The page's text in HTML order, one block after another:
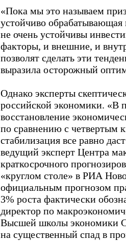
«Пока мы это называем
устойчиво
не очень устойчивы
факторы, и внешние, и
позволят сделать эти
выразила осторожный
Однако эксперты
российской экономики. «В
восстановление
по сравнению с четвертым
стабилизация все равно
ведущий эксперт Центра
краткосрочного
«круглом столе» в РИА
официальным прогнозом
3% роста фактически
директор по
Высшей школы экономики
на существенный спад в